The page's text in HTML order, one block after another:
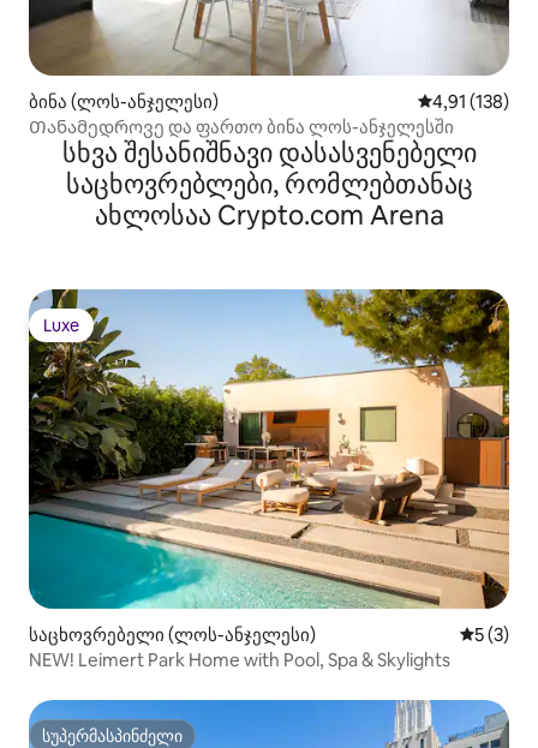
ბინა (ლოს-ანჯელესი) საშუალო
4,91 (138)
Თანამედროვე და ფართო ბინა ლოს-ანჯელესში
სხვა შესანიშნავი დასასვენებელი
საცხოვრებლები, რომლებთანაც
ახლოსაა Crypto.com Arena
Luxe
Luxe
საცხოვრებელი (ლოს-ანჯელესი)
5 (3)
NEW! Leimert Park Home with Pool, Spa & Skylights
სუპერმასპინძელი